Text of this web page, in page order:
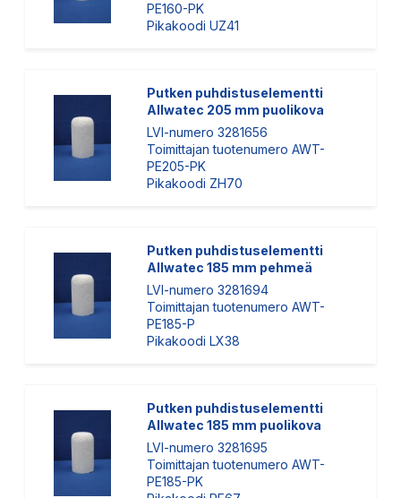
PE160-PK
Pikakoodi UZ41
Putken puhdistuselementti
Allwatec 205 mm puolikova
LVI-numero 3281656
Toimittajan tuotenumero AWT-
PE205-PK
Pikakoodi ZH70
Putken puhdistuselementti
Allwatec 185 mm pehmeä
LVI-numero 3281694
Toimittajan tuotenumero AWT-
PE185-P
Pikakoodi LX38
Putken puhdistuselementti
Allwatec 185 mm puolikova
LVI-numero 3281695
Toimittajan tuotenumero AWT-
PE185-PK